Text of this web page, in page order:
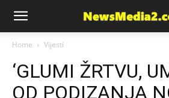
News
Media
Home Vijesti
‘GLUMI ŽRTVU,
OD PODIZANJA